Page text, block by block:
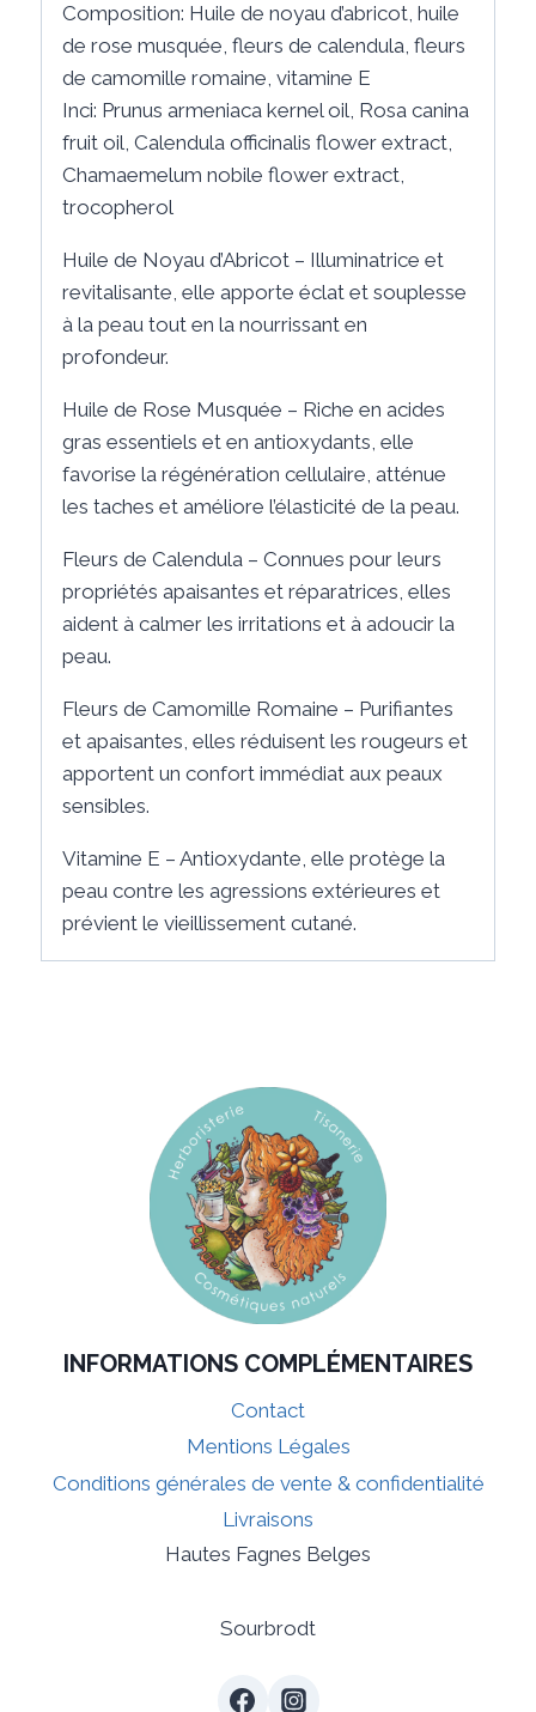
Composition: Huile de noyau d’abricot, huile
de rose musquée, fleurs de calendula, fleurs
de camomille romaine, vitamine E
Inci: Prunus armeniaca kernel oil, Rosa canina
fruit oil, Calendula officinalis flower extract,
Chamaemelum nobile flower extract,
trocopherol
Huile de Noyau d’Abricot – Illuminatrice et
revitalisante, elle apporte éclat et souplesse
à la peau tout en la nourrissant en
profondeur.
Huile de Rose Musquée – Riche en acides
gras essentiels et en antioxydants, elle
favorise la régénération cellulaire, atténue
les taches et améliore l’élasticité de la peau.
Fleurs de Calendula – Connues pour leurs
propriétés apaisantes et réparatrices, elles
aident à calmer les irritations et à adoucir la
peau.
Fleurs de Camomille Romaine – Purifiantes
et apaisantes, elles réduisent les rougeurs et
apportent un confort immédiat aux peaux
sensibles.
Vitamine E – Antioxydante, elle protège la
peau contre les agressions extérieures et
prévient le vieillissement cutané.
INFORMATIONS COMPLÉMENTAIRES
Contact
Mentions Légales
Conditions générales de vente & confidentialité
Livraisons
Hautes Fagnes Belges
Sourbrodt